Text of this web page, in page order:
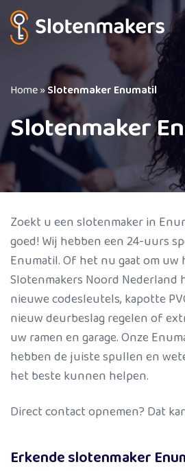
Home»Slotenmaker Enumatil
Slotenmaker
Zoekt u een slotenmaker in
goed! Wij hebben een 24-uurs
Enumatil. Of het nu gaat om
Slotenmakers Noord Nederland
nieuwe codesleutels, kapotte
nieuw deurbeslag regelen of
uw ramen en garage. Onze
hebben de juiste spullen en
het beste kunnen helpen.
Direct contact opnemen? Dat
Erkende slotenmaker